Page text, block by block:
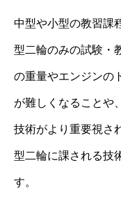
中型や小型の教習課
型二輪のみの試験・
の重量やエンジンの
が難しくなることや
技術がより重要視さ
型二輪に課される技
す。